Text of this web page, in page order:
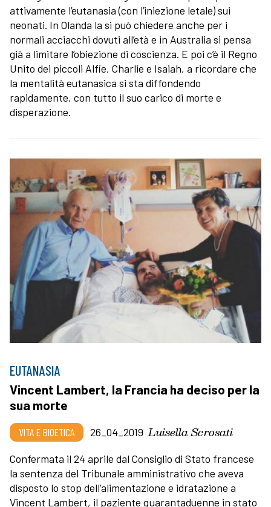
attivamente l’eutanasia (con l’iniezione letale) sui
neonati. In Olanda la si può chiedere anche per i
normali acciacchi dovuti all’età e in Australia si pensa
già a limitare l’obiezione di coscienza. E poi c’è il Regno
Unito dei piccoli Alfie, Charlie e Isaiah, a ricordare che
la mentalità eutanasica si sta diffondendo
rapidamente, con tutto il suo carico di morte e
disperazione.
EUTANASIA
Vincent Lambert, la Francia ha deciso per la
sua morte
VITA E BIOETICA 26_04_2019 Luisella Scrosati
Confermata il 24 aprile dal Consiglio di Stato francese
la sentenza del Tribunale amministrativo che aveva
disposto lo stop dell’alimentazione e idratazione a
Vincent Lambert, il paziente quarantaduenne in stato